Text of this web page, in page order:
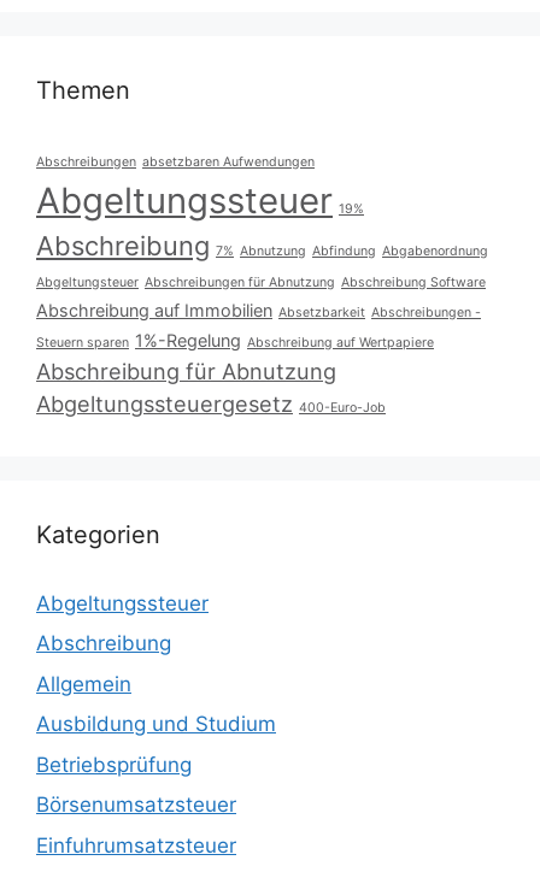
Themen
Abschreibungen absetzbaren Aufwendungen
Abgeltungssteuer 19%
Abschreibung 7% Abnutzung Abfindung Abgabenordnung
Abgeltungsteuer Abschreibungen für Abnutzung Abschreibung Software
Abschreibung auf Immobilien Absetzbarkeit Abschreibungen -
Steuern sparen 1%-Regelung Abschreibung auf Wertpapiere
Abschreibung für Abnutzung
Abgeltungssteuergesetz 400-Euro-Job
Kategorien
Abgeltungssteuer
Abschreibung
Allgemein
Ausbildung und Studium
Betriebsprüfung
Börsenumsatzsteuer
Einfuhrumsatzsteuer